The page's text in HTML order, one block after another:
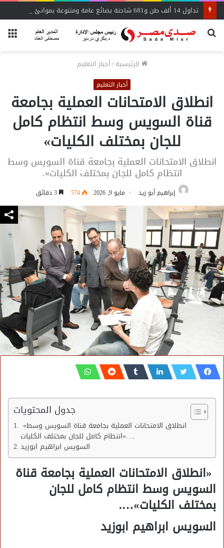
بحث
الرئيسية/أخبار التعليم
أخبار التعليم
انطلاق الامتحانات العملية بجامعة
قناة السويس وسط انتظام كامل
للجان بمختلف الكليات»
انطلاق الامتحانات العملية بجامعة قناة السويس وسط
انتظام كامل للجان بمختلف الكليات».
إبراهيم أبو زيد مايو 9, 2026 574 3 دقائق
جدول المحتويات
«انطلاق الامتحانات العملية بجامعة قناة السويس وسط
انتظام كامل للجان بمختلف الكليات»….
السويس ابراهيم ابوزيد
«انطلاق الامتحانات العملية بجامعة قناة
السويس وسط انتظام كامل للجان
بمختلف الكليات»….
السويس ابراهيم ابوزيد